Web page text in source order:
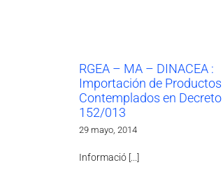
RGEA – MA – DINACEA :
Importación de Productos
Contemplados en Decreto
152/013
29 mayo, 2014
Informació [...]